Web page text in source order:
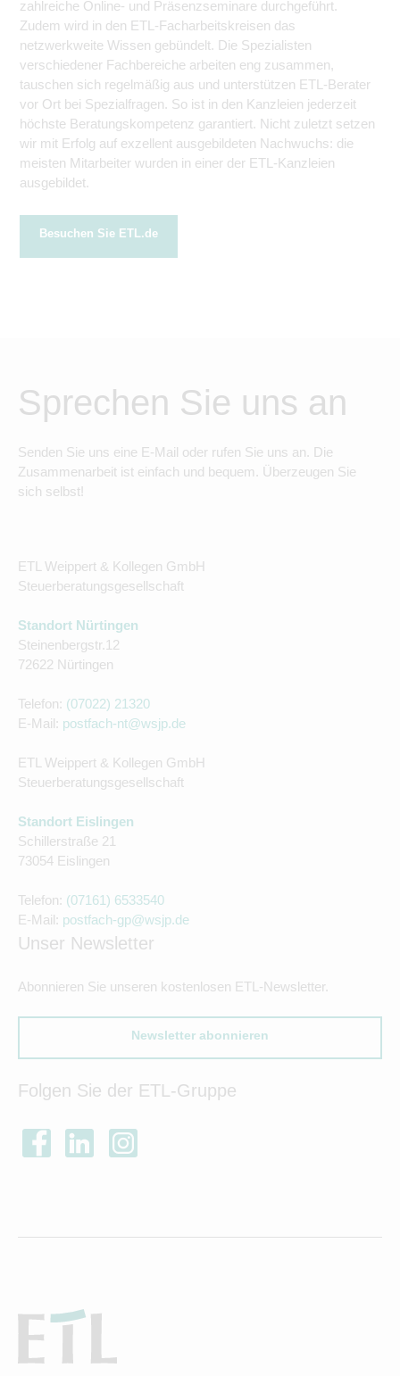
zahlreiche Online- und Präsenzseminare durchgeführt.
Zudem wird in den ETL-Facharbeitskreisen das
netzwerkweite Wissen gebündelt. Die Spezialisten
verschiedener Fachbereiche arbeiten eng zusammen,
tauschen sich regelmäßig aus und unterstützen ETL-Berater
vor Ort bei Spezialfragen. So ist in den Kanzleien jederzeit
höchste Beratungskompetenz garantiert. Nicht zuletzt setzen
wir mit Erfolg auf exzellent ausgebildeten Nachwuchs: die
meisten Mitarbeiter wurden in einer der ETL-Kanzleien
ausgebildet.
Besuchen Sie ETL.de
Sprechen Sie uns an
Senden Sie uns eine E-Mail oder rufen Sie uns an. Die
Zusammenarbeit ist einfach und bequem. Überzeugen Sie
sich selbst!
ETL Weippert & Kollegen GmbH
Steuerberatungsgesellschaft
Standort Nürtingen
Steinenbergstr.12
72622 Nürtingen
Telefon: (07022) 21320
E-Mail: postfach-nt@wsjp.de
ETL Weippert & Kollegen GmbH
Steuerberatungsgesellschaft
Standort Eislingen
Schillerstraße 21
73054 Eislingen
Telefon: (07161) 6533540
E-Mail: postfach-gp@wsjp.de
Unser Newsletter
Abonnieren Sie unseren kostenlosen ETL-Newsletter.
Newsletter abonnieren
Folgen Sie der ETL-Gruppe